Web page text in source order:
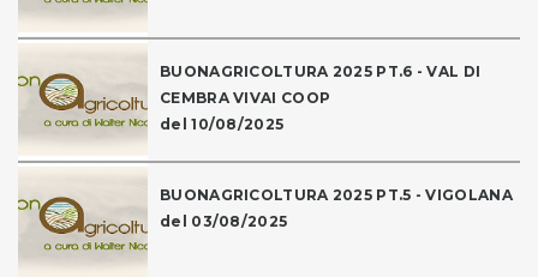
BUONAGRICOLTURA 2025 PT.6 - VAL DI
CEMBRA VIVAI COOP
del 10/08/2025
BUONAGRICOLTURA 2025 PT.5 - VIGOLANA
del 03/08/2025